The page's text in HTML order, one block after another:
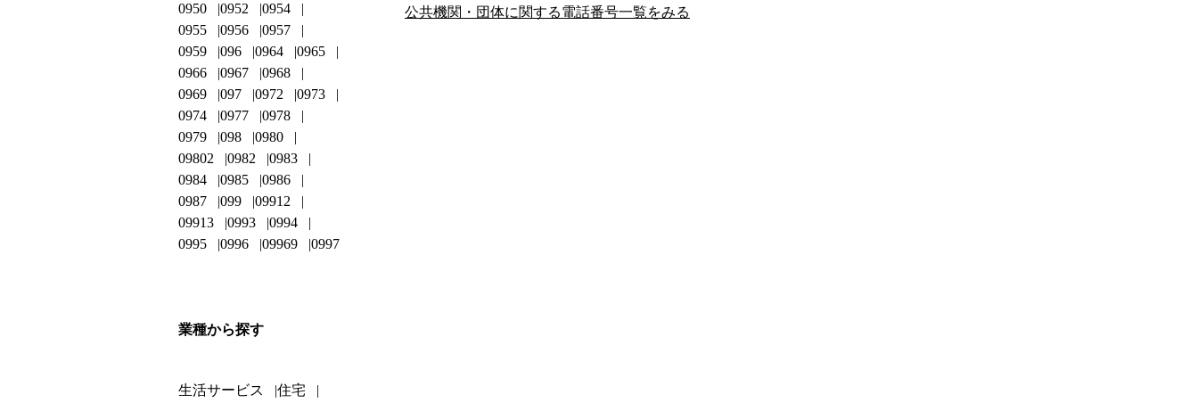
公共機関・団体に関する電話番号一覧をみる
0950
0952
0954
0955
0956
0957
0959
096 0964
0965
0966
0967
0968
0969
097 0972
0973
0974
0977
0978
0979
098
0980
09802
0982
0983
0984
0985
0986
0987
099
09912
09913
0993
0994
0995
0996 09969 0997
業種から探す
生活サービス 住宅